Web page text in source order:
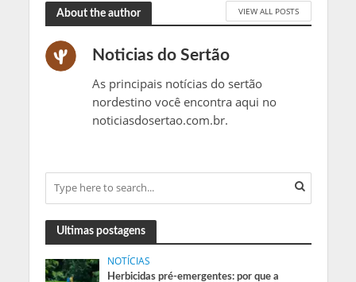
About the author VIEW ALL POSTS
Noticias do Sertão
As principais notícias do sertão
nordestino você encontra aqui no
noticiasdosertao.com.br.
Ultimas postagens
NOTÍCIAS
Herbicidas pré-emergentes: por que a